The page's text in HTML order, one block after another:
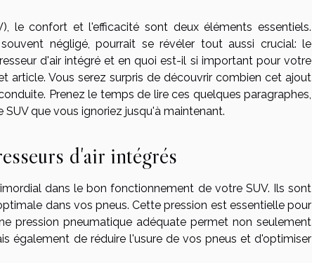
le confort et l'efficacité sont deux éléments essentiels.
négligé, pourrait se révéler tout aussi crucial: le
d'air intégré et en quoi est-il si important pour votre
article. Vous serez surpris de découvrir combien cet ajout
Prenez le temps de lire ces quelques paragraphes,
que vous ignoriez jusqu'à maintenant.
d'air intégrés
dans le bon fonctionnement de votre SUV. Ils sont
dans vos pneus. Cette pression est essentielle pour
pression pneumatique adéquate permet non seulement
également de réduire l'usure de vos pneus et d'optimiser